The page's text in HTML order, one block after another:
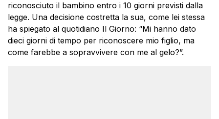
riconosciuto il bambino entro i 10 giorni previsti dalla
legge. Una decisione costretta la sua, come lei stessa
ha spiegato al quotidiano Il Giorno: “Mi hanno dato
dieci giorni di tempo per riconoscere mio figlio, ma
come farebbe a sopravvivere con me al gelo?”.